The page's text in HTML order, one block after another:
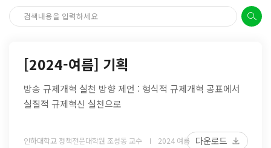
[2024-여름] 기획
방송 규제개혁 실천 방향 제언 : 형식적 규제개혁 공표에서
실질적 규제혁신 실천으로
인하대학교 정책전문대학원 조성동 교수 2024 여름 다운로드